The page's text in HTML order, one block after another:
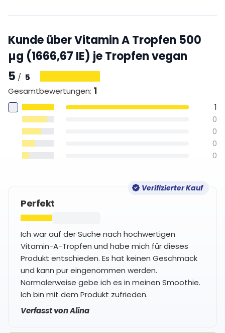
Kunde über Vitamin A Tropfen 500
µg (1666,67 IE) je Tropfen vegan
5 / 5
Gesamtbewertungen: 1
1
0
0
0
0
Verifizierter Kauf
Perfekt
Ich war auf der Suche nach hochwertigen
Vitamin-A-Tropfen und habe mich für dieses
Produkt entschieden. Es hat keinen Geschmack
und kann pur eingenommen werden.
Normalerweise gebe ich es in meinen Smoothie.
Ich bin mit dem Produkt zufrieden.
Verfasst von Alina